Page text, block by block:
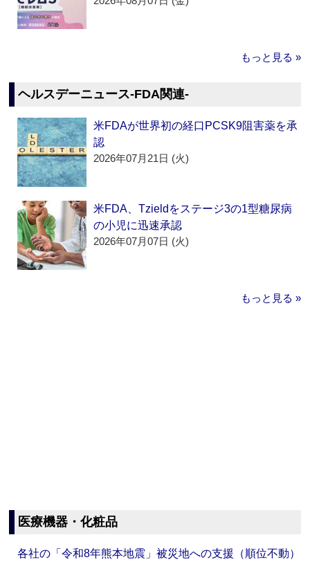
もっと見る »
ヘルスデーニュース‐FDA関連‐
米FDAが世界初の経口PCSK9阻害薬を承
認
2026年07月21日 (火)
米FDA、Tzieldをステージ3の1型糖尿病
の小児に迅速承認
2026年07月07日 (火)
もっと見る »
医療機器・化粧品
各社の「令和8年熊本地震」被災地への支援（順位不動）